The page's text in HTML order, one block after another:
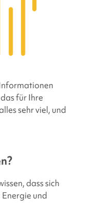
für Ihre
sehr viel, und
dass sich
und